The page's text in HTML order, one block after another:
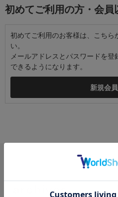
初めてご利用の方・会員
初めてご利用のお客様は、こちら
い。
メールアドレスとパスワードを
できるようになります。